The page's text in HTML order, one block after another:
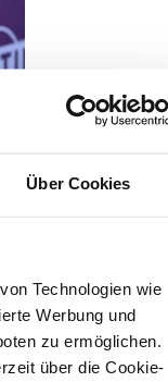
Über Cookies
Technologien wie
Werbung und
zu ermöglichen.
über die Cookie-